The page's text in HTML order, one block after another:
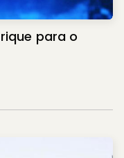
para o